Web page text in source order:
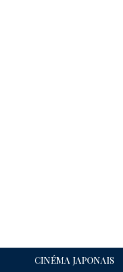
CINÉMA JAPONAIS